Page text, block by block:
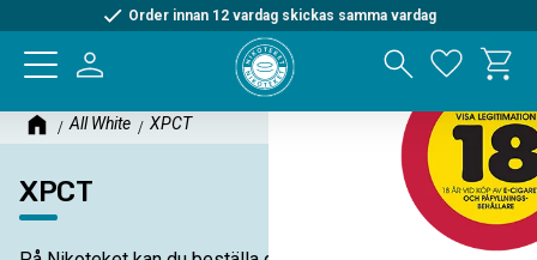
Meny
Order innan 12 vardag skickas samma vardag
All White XPCT
XPCT